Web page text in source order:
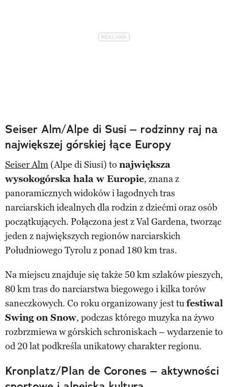
Seiser Alm/Alpe di Susi – rodzinny raj na
największej górskiej łące Europy
Seiser Alm (Alpe di Siusi) to największa
wysokogórska hala w Europie, znana z
panoramicznych widoków i łagodnych tras
narciarskich idealnych dla rodzin z dziećmi oraz osób
początkujących. Połączona jest z Val Gardena, tworząc
jeden z największych regionów narciarskich
Południowego Tyrolu z ponad 180 km tras.
Na miejscu znajduje się także 50 km szlaków pieszych,
80 km tras do narciarstwa biegowego i kilka torów
saneczkowych. Co roku organizowany jest tufestiwal
Swing on Snow, podczas którego muzyka na żywo
rozbrzmiewa w górskich schroniskach – wydarzenie to
od 20 lat podkreśla unikatowy charakter regionu.
Kronplatz/Plan de Corones – aktywności